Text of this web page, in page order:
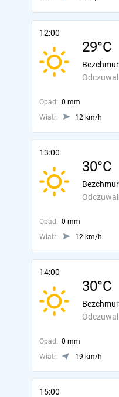
12:00
29°C
Opad: 0 mm
Wiatr:
12 km/h
13:00
30°C
Opad: 0 mm
Wiatr:
12 km/h
14:00
30°C
Opad: 0 mm
Wiatr:
19 km/h
15:00